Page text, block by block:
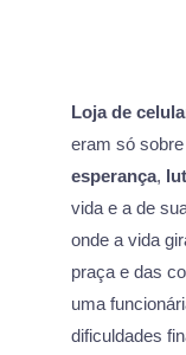
Loja de
eram só
esperança,
vida e a de
onde a vida
praça e das
uma
dificuldades